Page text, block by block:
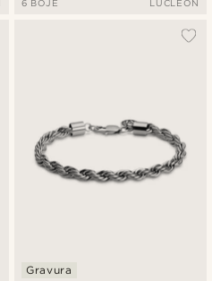
6 BOJE LUCLEON
Gravura